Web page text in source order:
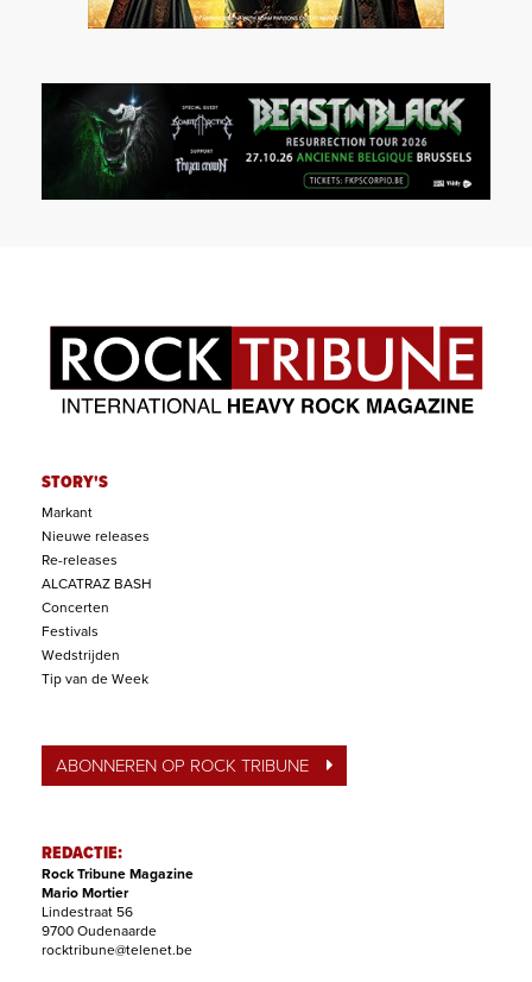
STORY'S
Markant
Nieuwe releases
Re-releases
ALCATRAZ BASH
Concerten
Festivals
Wedstrijden
Tip van de Week
ABONNEREN OP ROCK TRIBUNE
REDACTIE:
Rock Tribune Magazine
Mario Mortier
Lindestraat 56
9700 Oudenaarde
rocktribune@telenet.be